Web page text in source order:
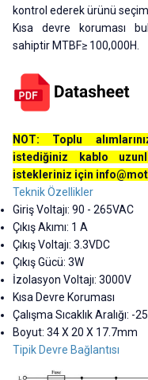
kontrol ederek ürünü seçimi
Kısa devre koruması
sahiptir MTBF≥ 100,000H.
NOT: Toplu
istediğiniz kablo
istekleriniz için
Teknik Özellikler
Giriş Voltajı: 90 - 265VAC
Çıkış Akımı: 1 A
Çıkış Voltajı: 3.3VDC
Çıkış Gücü: 3W
İzolasyon Voltajı: 3000V
Kısa Devre Koruması
Çalışma Sıcaklık Aralığı: -
Boyut: 34 X 20 X 17.7mm
Tipik Devre Bağlantısı